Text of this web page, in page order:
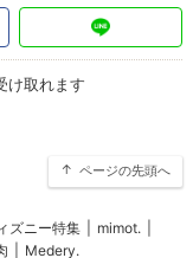
け取れます
ページの先頭へ
ズニー特集 mimot.
Medery.